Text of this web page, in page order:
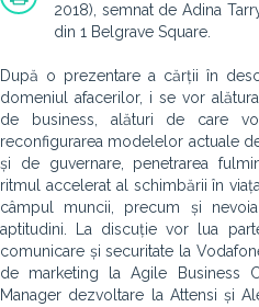
2018), semnat de Adina
din 1 Belgrave Square.
După o prezentare a cărții în
domeniul afacerilor, i se vor
de business, alături de care
reconfigurarea modelelor actuale
și de guvernare, penetrarea
ritmul accelerat al schimbării în
câmpul muncii, precum și
aptitudini. La discuție vor lua
comunicare și securitate la
de marketing la Agile Business
Manager dezvoltare la Attensi și